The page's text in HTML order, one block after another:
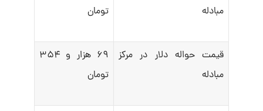
مبادله
تومان
قیمت حواله دلار در مرکز
مبادله
۶۹ هزار و ۳۵۴
تومان